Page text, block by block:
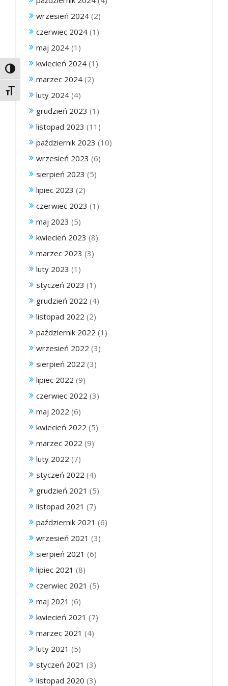
Toggle High Contrast
Toggle Font size
wrzesień 2024 (2)
czerwiec 2024 (1)
maj 2024 (1)
kwiecień 2024 (1)
marzec 2024 (2)
luty 2024 (4)
grudzień 2023 (1)
listopad 2023 (11)
październik 2023 (10)
wrzesień 2023 (6)
sierpień 2023 (5)
lipiec 2023 (2)
czerwiec 2023 (1)
maj 2023 (5)
kwiecień 2023 (8)
marzec 2023 (3)
luty 2023 (1)
styczeń 2023 (1)
grudzień 2022 (4)
listopad 2022 (2)
październik 2022 (1)
wrzesień 2022 (3)
sierpień 2022 (3)
lipiec 2022 (9)
czerwiec 2022 (3)
maj 2022 (6)
kwiecień 2022 (5)
marzec 2022 (9)
luty 2022 (7)
styczeń 2022 (4)
grudzień 2021 (5)
listopad 2021 (7)
październik 2021 (6)
wrzesień 2021 (3)
sierpień 2021 (6)
lipiec 2021 (8)
czerwiec 2021 (5)
maj 2021 (6)
kwiecień 2021 (7)
marzec 2021 (4)
luty 2021 (5)
styczeń 2021 (3)
listopad 2020 (3)